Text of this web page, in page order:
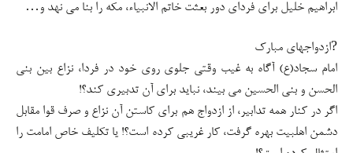
ابراهیم خلیل برای فردای دور بعثت خاتم الانبیاء، مکه را بنا می نهد و…
?ازدواجهای مبارک
امام سجاد(ع) آگاه به غیب وقتی جلوی روی خود در فردا، نزاع بین بنی
الحسن و بنی الحسین می بیند، نباید برای آن تدبیری کند؟!
اگر در کنار همه تدابیر، از ازدواج هم برای کاستن آن نزاع و صرف قوا مقابل
دشمن اهلبیت بهره گرفت، کار غریبی کرده است؟! یا تکلیف خاص امامت را